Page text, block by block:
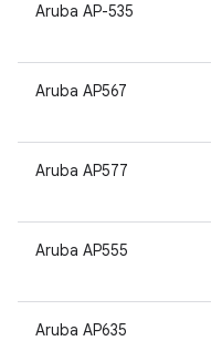
Aruba AP-535
Aruba AP567
Aruba AP577
Aruba AP555
Aruba AP635